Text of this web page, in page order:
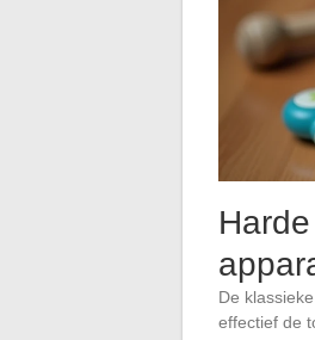
De
effectief de